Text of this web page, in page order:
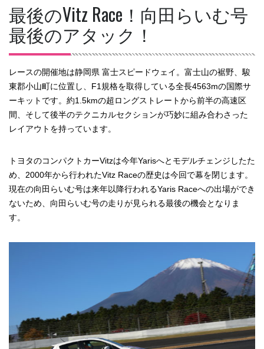
最後のVitz Race！向田らいむ号
最後のアタック！
レースの開催地は静岡県 富士スピードウェイ。富士山の裾野、駿
東郡小山町に位置し、F1規格を取得している全長4563mの国際サ
ーキットです。約1.5kmの超ロングストレートから前半の高速区
間、そして後半のテクニカルセクションが巧妙に組み合わさった
レイアウトを持っています。
トヨタのコンパクトカーVitzは今年Yarisへとモデルチェンジしたた
め、2000年から行われたVitz Raceの歴史は今回で幕を閉じます。
現在の向田らいむ号は来年以降行われるYaris Raceへの出場ができ
ないため、向田らいむ号の走りが見られる最後の機会となりま
す。